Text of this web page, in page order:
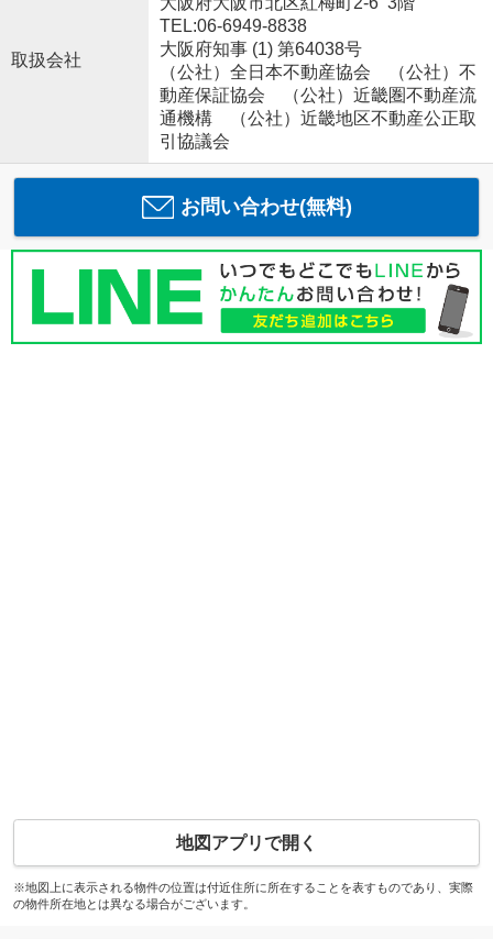
取扱会社
TEL:06-6949-8838
大阪府知事 (1) 第64038号
（公社）全日本不動産協会 （公社）不
動産保証協会 （公社）近畿圏不動産流
通機構 （公社）近畿地区不動産公正取
引協議会
お問い合わせ(無料)
地図アプリで開く
※地図上に表示される物件の位置は付近住所に所在することを表すものであり、実際
の物件所在地とは異なる場合がございます。